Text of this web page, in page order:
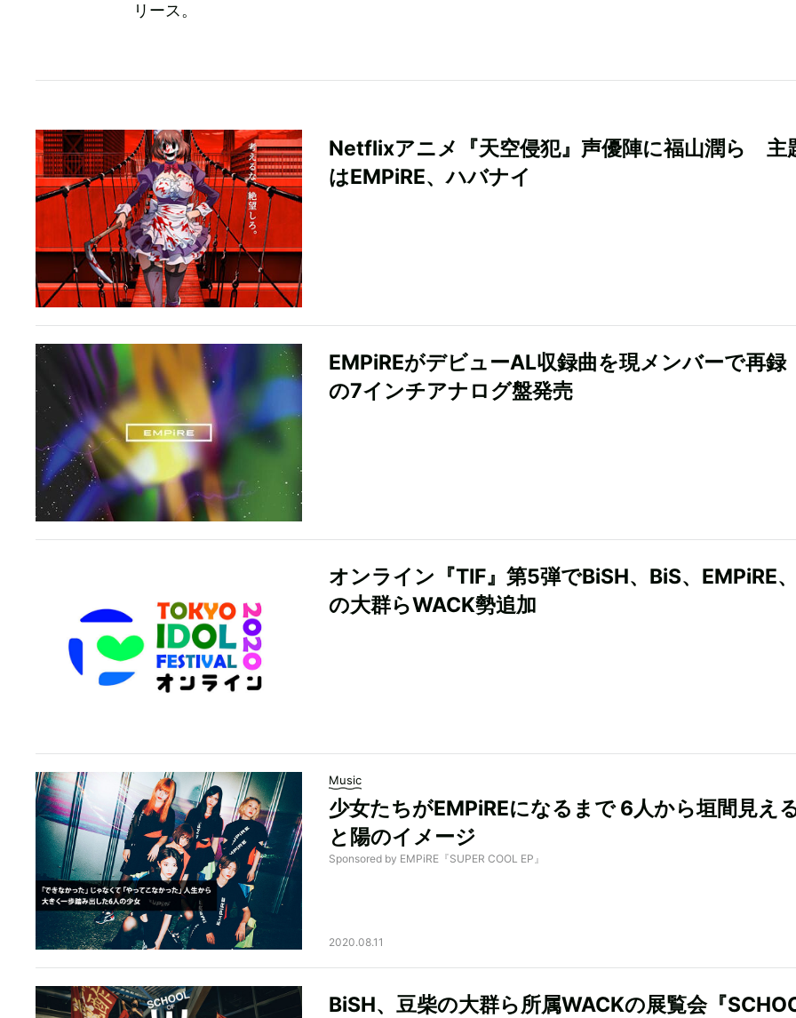
リース。
Netflixアニメ『天空侵犯』声優陣に福山潤ら 主
はEMPiRE、ハバナイ
EMPiREがデビューAL収録曲を現メンバーで再
の7インチアナログ盤発売
オンライン『TIF』第5弾でBiSH、BiS、EMPiRE
の大群らWACK勢追加
Music
少女たちがEMPiREになるまで 6人から垣間見え
と陽のイメージ
Sponsored by EMPiRE『SUPER COOL EP』
2020.08.11
BiSH、豆柴の大群ら所属WACKの展覧会『